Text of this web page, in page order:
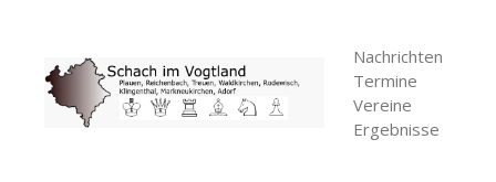
springen
Nachrichten
Termine
Vereine
Ergebnisse